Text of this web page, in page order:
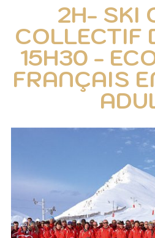
2H- SKI
COLLECTIF
15H30 -
FRANÇAIS